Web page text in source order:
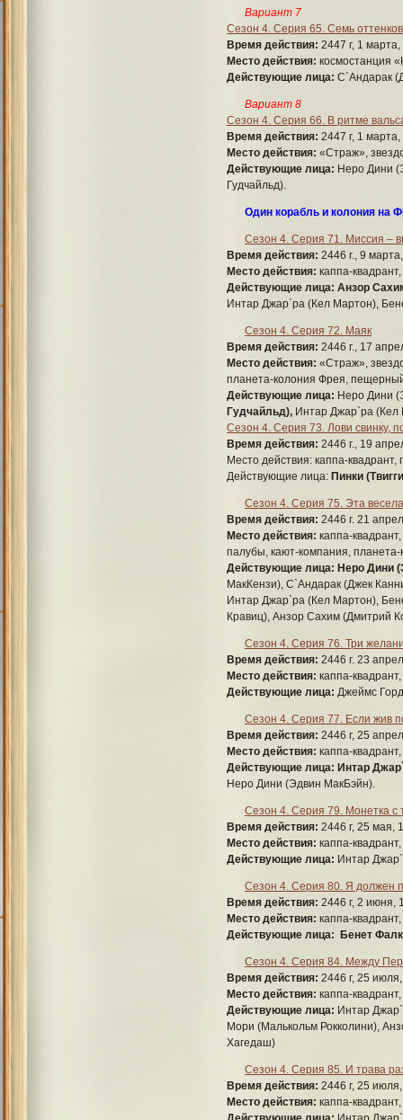
Вариант 7
Сезон 4. Серия 65. Семь
Время действия: 2447 г, 1
Место действия: космостанция
Действующие лица: С`Андарак
Вариант 8
Сезон 4. Серия 66. В ритме
Время действия: 2447 г, 1
Место действия: «Страж»,
Действующие лица: Неро Дини
Гудчайльд).
Один корабль и колония на
Сезон 4. Серия 71. Миссия –
Время действия: 2446 г., 9
Место действия: каппа-
Действующие лица: Анзор
Интар Джар`ра (Кел Мартон),
Сезон 4. Серия 72. Маяк
Время действия: 2446 г., 17
Место действия: «Страж»,
планета-колония Фрея,
Действующие лица: Неро Дини
Гудчайльд), Интар Джар`ра
Сезон 4. Серия 73. Лови свинку,
Время действия: 2446 г., 19
Место действия: каппа-
Действующие лица: Пинки
Сезон 4. Серия 75. Эта
Время действия: 2446 г. 21
Место действия: каппа-
палубы, кают-компания,
Действующие лица: Неро Дини
МакКензи), С`Андарак (Джек
Интар Джар`ра (Кел Мартон),
Кравиц), Анзор Сахим (Дмитрий
Сезон 4. Серия 76. Три
Время действия: 2446 г. 23
Место действия: каппа-
Действующие лица: Джеймс
Сезон 4. Серия 77. Если жив
Время действия: 2446 г, 25
Место действия: каппа-
Действующие лица: Интар
Неро Дини (Эдвин МакБэйн).
Сезон 4. Серия 79. Монетка с
Время действия: 2446 г, 25 мая,
Место действия: каппа-
Действующие лица: Интар
Сезон 4. Серия 80. Я должен
Время действия: 2446 г, 2 июня,
Место действия: каппа-
Действующие лица: Бенет Фалк
Сезон 4. Серия 84. Между
Время действия: 2446 г, 25
Место действия: каппа-
Действующие лица: Интар
Мори (Малькольм Рокколини),
Хагедаш)
Сезон 4. Серия 85. И трава
Время действия: 2446 г, 25
Место действия: каппа-